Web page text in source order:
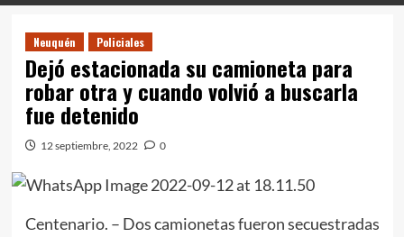
Neuquén Policiales
Dejó estacionada su camioneta para
robar otra y cuando volvió a buscarla
fue detenido
12 septiembre, 2022 0
Centenario. – Dos camionetas fueron secuestradas